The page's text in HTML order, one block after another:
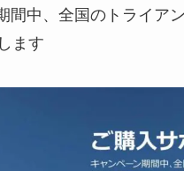
中、全国のトライア
ます